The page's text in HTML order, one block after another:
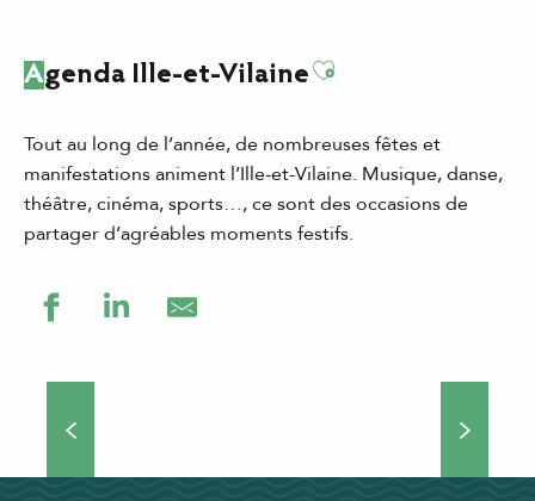
Agenda Ille-et-VilaineAjouter aux
Tout au long de l’année, de nombreuses fêtes et
manifestations animent l’Ille-et-Vilaine. Musique, danse,
théâtre, cinéma, sports…, ce sont des occasions de
partager d’agréables moments festifs.
Théâtre de rue, concerts, manifestations culturelles et
sportives… Si vous choisissez de venir séjourner en Ille-
DÉCOUVRIR